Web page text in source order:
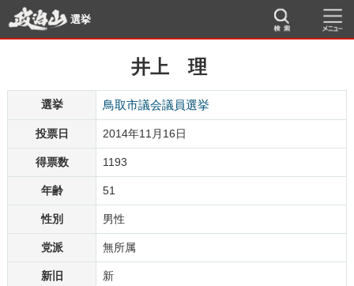
選挙
井上 理
選挙 鳥取市議会議員選挙
投票日 2014年11月16日
得票数 1193
年齢 51
性別 男性
党派 無所属
新旧 新